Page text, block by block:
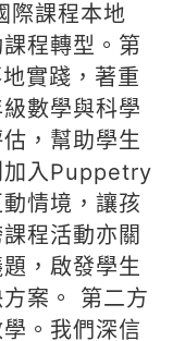
際課程本地
程轉型。第
實踐，著重
數學與科學
，幫助學生
加入Puppetry
情境，讓孩
程活動亦關
，啟發學生
案。 第二方
。我們深信